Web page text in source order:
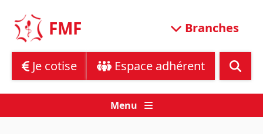
content
FMF Branches
Je cotise Espace adhérent
Menu